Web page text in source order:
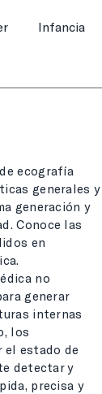
Infancia
ecografía
generales y
generación y
Conoce las
en
no
generar
internas
los
el estado de
detectar y
precisa y